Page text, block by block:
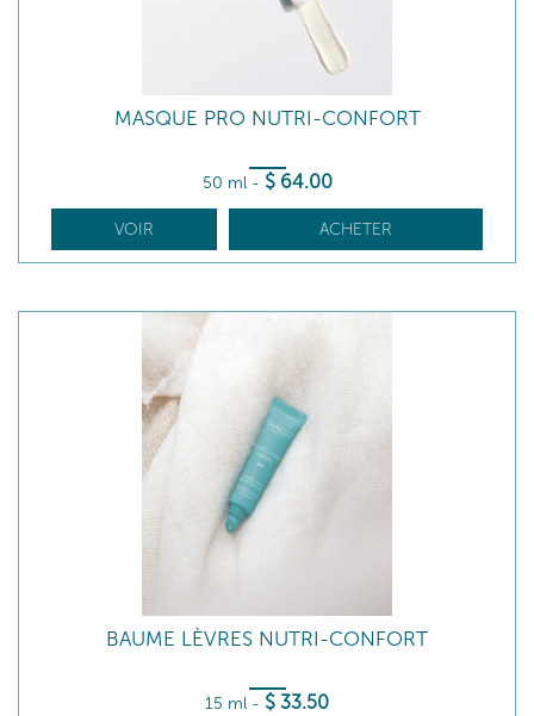
MASQUE PRO NUTRI-CONFORT
50 ml - $ 64.00
VOIR ACHETER
BAUME LÈVRES NUTRI-CONFORT
15 ml - $ 33.50